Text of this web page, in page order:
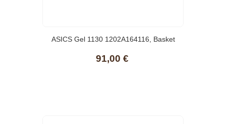
ASICS Gel 1130 1202A164116, Basket
91,00 €